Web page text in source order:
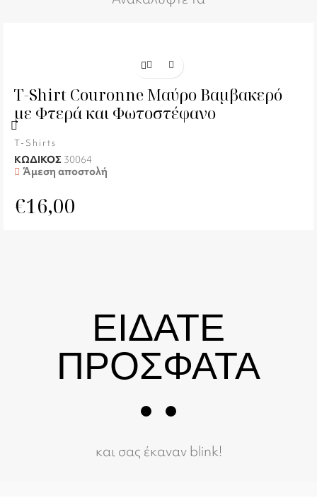
T-Shirt Couronne Μαύρο Βαμβακερό
με Φτερά και Φωτοστέφανο
T-Shirts
ΚΩΔΙΚΟΣ 30064
Άμεση αποστολή
€16,00
ΕΙΔΑΤΕ
ΠΡΟΣΦΑΤΑ
και σας έκαναν blink!